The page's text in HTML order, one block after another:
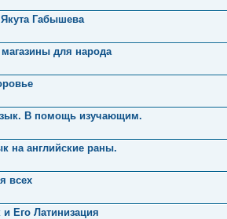
Габышева
для народа
В помощь изучающим.
на английские раны.
всех
Его Латинизация